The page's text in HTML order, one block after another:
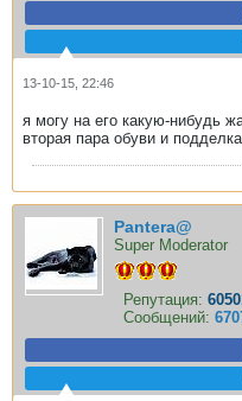
13-10-15, 22:46
я могу на его какую-нибудь
вторая пара обуви и
Pantera@
Super Moderator
Репутация:
Сообщений: